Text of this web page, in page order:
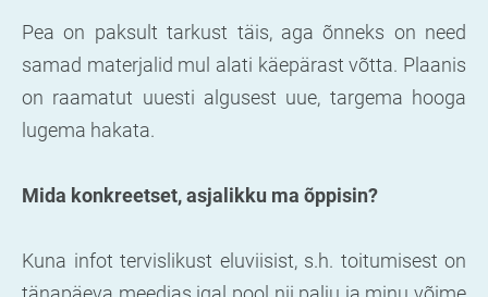
Pea on paksult tarkust täis, aga õnneks on need
samad materjalid mul alati käepärast võtta. Plaanis
on raamatut uuesti algusest uue, targema hooga
lugema hakata.
Mida konkreetset, asjalikku ma õppisin?
Kuna infot tervislikust eluviisist, s.h. toitumisest on